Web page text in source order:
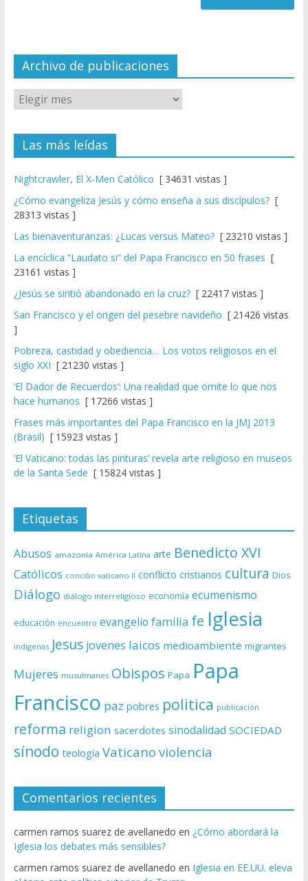
el
Archivo de publicaciones
Las más leídas
Nightcrawler, El X-Men Católico [ 34631 vistas ]
¿Cómo evangeliza Jesús y cómo enseña a sus discípulos?[
28313 vistas ]
Las bienaventuranzas: ¿Lucas versus Mateo?[ 23210 vistas ]
La encíclica “Laudato si” del Papa Francisco en 50 frases [
23161 vistas ]
¿Jesús se sintió abandonado en la cruz?[ 22417 vistas ]
San Francisco y el origen del pesebre navideño [ 21426 vistas
]
Pobreza, castidad y obediencia… Los votos religiosos en el
siglo XXI [ 21230 vistas ]
‘El Dador de Recuerdos’: Una realidad que omite lo que nos
hace humanos [ 17266 vistas ]
Frases más importantes del Papa Francisco en la JMJ 2013
(Brasil) [ 15923 vistas ]
‘El Vaticano: todas las pinturas’ revela arte religioso en museos
de la Santa Sede [ 15824 vistas ]
Etiquetas
Abusos amazonía América Latina arte Benedicto XVI
Católicos concilio vaticano II conflicto cristianos cultura Dios
Diálogo diálogo interreligioso economía ecumenismo
educación encuentro evangelio familia fe Iglesia
indígenas Jesus jovenes laicos medioambiente migrantes
Mujeres musulmanes Obispos Papa Papa
Francisco paz pobres politica publicación
reforma religion sacerdotes sinodalidad SOCIEDAD
sínodo teología Vaticano violencia
Comentarios recientes
carmen ramos suarez de avellanedo en ¿Cómo abordará la
Iglesia los debates más sensibles?
carmen ramos suarez de avellanedo en Iglesia en EE.UU. eleva